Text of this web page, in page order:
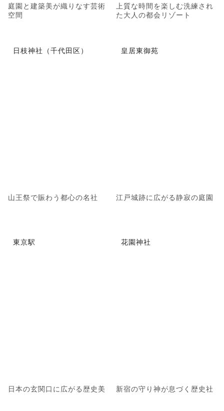
庭園と建築美が織りなす芸術
空間
上質な時間を楽しむ洗練され
た大人の都会リゾート
日枝神社（千代田区）
山王祭で賑わう都心の名社
皇居東御苑
江戸城跡に広がる静寂の庭園
東京駅
日本の玄関口に広がる歴史美
花園神社
新宿の守り神が息づく歴史社